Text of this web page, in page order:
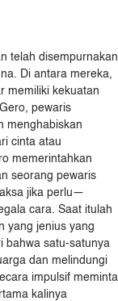
telah disempurnakan
Di antara mereka,
memiliki kekuatan
pewaris
menghabiskan
cinta atau
memerintahkan
seorang pewaris
jika perlu—
cara. Saat itulah
yang jenius yang
bahwa satu-satunya
dan melindungi
impulsif meminta
kalinya